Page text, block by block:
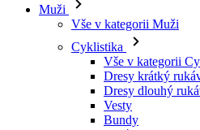
Dresy dlouhý rukáv
Vesty
Bundy
Kraťasy
Kombinézy
3/4 kalhoty
Dlouhé kalhoty
Spodní prádlo